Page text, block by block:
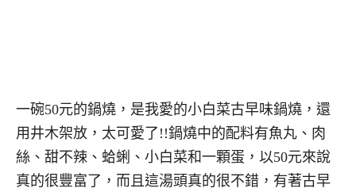
一碗50元的鍋燒，是我愛的小白菜古早味鍋燒，還
用井木架放，太可愛了!!鍋燒中的配料有魚丸、肉
絲、甜不辣、蛤蜊、小白菜和一顆蛋，以50元來說
真的很豐富了，而且這湯頭真的很不錯，有著古早